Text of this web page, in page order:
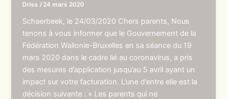
Driss / 24 mars 2020
Schaerbeek, le 24/03/2020 Chers parents, Nous
tenons à vous informer que le Gouvernement de la
Fédération Wallonie-Bruxelles en sa séance du 19
mars 2020 dans le cadre lié au coronavirus, a pris
des mesures d’application jusqu’au 5 avril ayant un
impact sur votre facturation. L’une d’entre elle est la
décision suivante : « Les parents qui ne